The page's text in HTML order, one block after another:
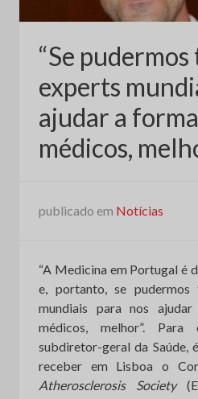
“Se
experts
ajudar a
médicos,
publicado em Notícias
“A Medicina em Portugal é
e, portanto, se
mundiais para nos
médicos, melhor”.
subdiretor-geral da Saúde,
receber em Lisboa o
Atherosclerosis Society